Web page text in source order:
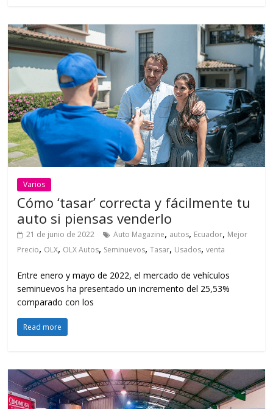
Varios
Cómo ‘tasar’ correcta y fácilmente tu
auto si piensas venderlo
21 de junio de 2022 Auto Magazine, autos, Ecuador, Mejor
Precio, OLX, OLX Autos, Seminuevos,Tasar, Usados,venta
Entre enero y mayo de 2022, el mercado de vehículos
seminuevos ha presentado un incremento del 25,53%
comparado con los
Read more